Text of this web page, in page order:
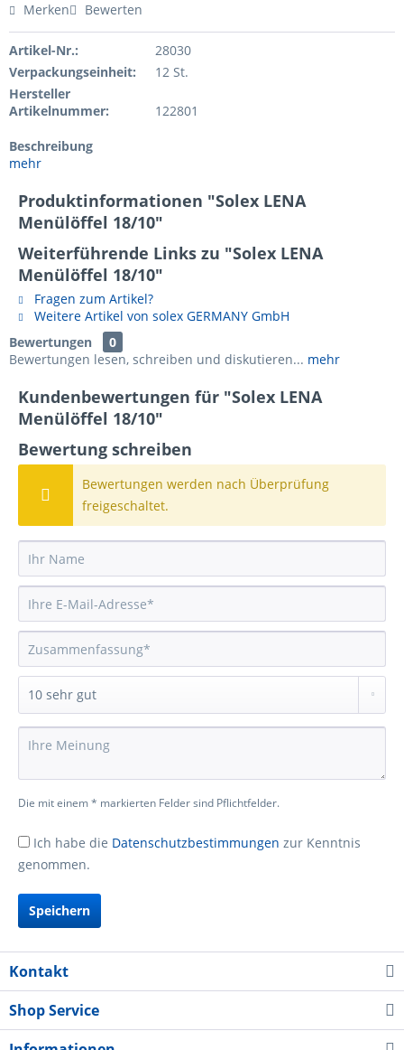
Merken Bewerten
Artikel-Nr.:
28030
Verpackungseinheit:
12 St.
Hersteller
Artikelnummer:
122801
Beschreibung
mehr
Produktinformationen "Solex LENA
Menülöffel 18/10"
Weiterführende Links zu "Solex LENA
Menülöffel 18/10"
Fragen zum Artikel?
Weitere Artikel von solex GERMANY GmbH
Bewertungen
0
Bewertungen lesen, schreiben und diskutieren... mehr
Kundenbewertungen für "Solex LENA
Menülöffel 18/10"
Bewertung schreiben
Bewertungen werden nach Überprüfung
freigeschaltet.
Die mit einem * markierten Felder sind Pflichtfelder.
Ich habe die Datenschutzbestimmungen zur Kenntnis
genommen.
Speichern
Kontakt
Shop Service